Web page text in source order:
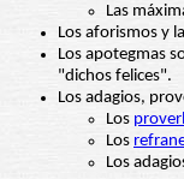
Las
Los aforismos y
Los apotegmas
"dichos felices".
Los adagios,
Los
Los
Los